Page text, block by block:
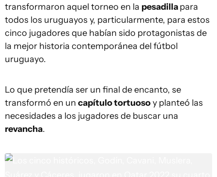
transformaron aquel torneo en la pesadillapara
todos los uruguayos y, particularmente, para estos
cinco jugadores que habían sido protagonistas de
la mejor historia contemporánea del fútbol
uruguayo.
Lo que pretendía ser un final de encanto, se
transformó en un capítulo tortuosoy planteó las
necesidades a los jugadores de buscar una
revancha.